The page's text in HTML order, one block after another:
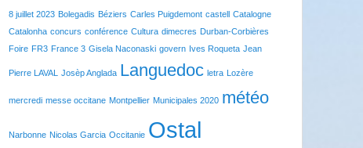
8 juillet 2023 Bolegadis Béziers Carles Puigdemont castell Catalogne
Catalonha concurs conférence Cultura dimecres Durban-Corbières
Foire FR3 France 3 Gisela Naconaski govern Ives Roqueta Jean
Pierre LAVAL Josèp Anglada Languedoc letra Lozère
mercredi messe occitane Montpellier Municipales 2020 météo
Narbonne Nicolas Garcia Occitanie Ostal